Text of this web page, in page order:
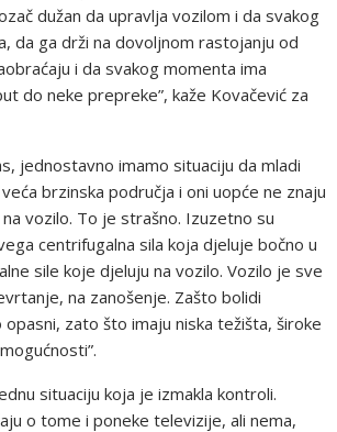
dužan da upravlja vozilom i da svakog
da ga drži na dovoljnom rastojanju od
i da svakog momenta ima
do neke prepreke”, kaže Kovačević za
jednostavno imamo situaciju da mladi
veća brzinska područja i oni uopće ne znaju
vozilo. To je strašno. Izuzetno su
centrifugalna sila koja djeluje bočno u
sile koje djeluju na vozilo. Vozilo je sve
na zanošenje. Zašto bolidi
opasni, zato što imaju niska težišta, široke
situaciju koja je izmakla kontroli.
o tome i poneke televizije, ali nema,